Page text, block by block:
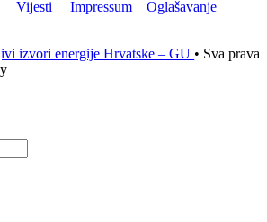
Vijesti Impressum
Oglašavanje
izvori energije Hrvatske – GU • Sva prava